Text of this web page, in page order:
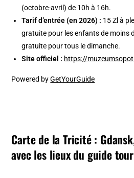
(octobre-avril) de 10h à 16h.
Tarif d’entrée (en 2026) : 15 Zl à
gratuite pour les enfants de moins
gratuite pour tous le dimanche.
Site officiel : https://
Powered byGetYourGuide
Carte de la Tricité :
avec les lieux du guide